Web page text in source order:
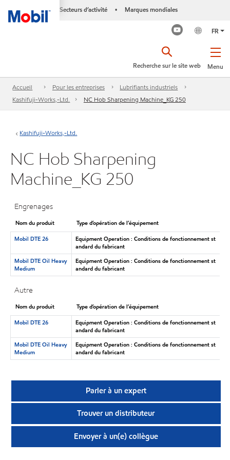
Secteurs d’activité • Marques mondiales
FR
Menu
Recherche sur le site web
Accueil Pour les entreprises
Lubrifiants industriels
Kashifuji-Works,-Ltd.
NC Hob Sharpening Machine_KG 250
Kashifuji-Works,-Ltd.
NC Hob Sharpening
Machine_KG 250
Engrenages
Nom du produit
Type d’opération de l’équipement
Mobil DTE 26
Equipment Operation : Conditions de fonctionnement st
andard du fabricant
Mobil DTE Oil Heavy
Medium
Equipment Operation : Conditions de fonctionnement st
andard du fabricant
Autre
Nom du produit
Type d’opération de l’équipement
Mobil DTE 26
Equipment Operation : Conditions de fonctionnement st
andard du fabricant
Mobil DTE Oil Heavy
Medium
Equipment Operation : Conditions de fonctionnement st
andard du fabricant
Parler à un expert
Trouver un distributeur
Envoyer à un(e) collègue